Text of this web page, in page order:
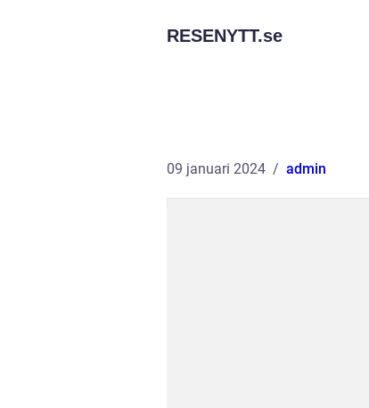
RESENYTT.se
09 januari 2024 admin